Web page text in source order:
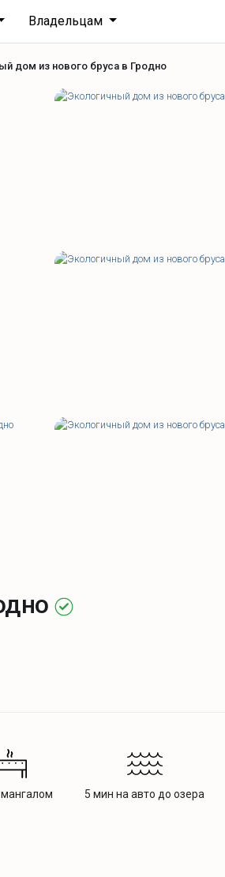
Владельцам
дом из нового бруса в Гродно
5 мин на авто до озера